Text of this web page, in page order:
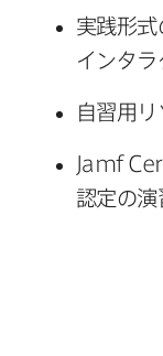
実践形式
インタ
自習用リ
Jamf
認定の​演